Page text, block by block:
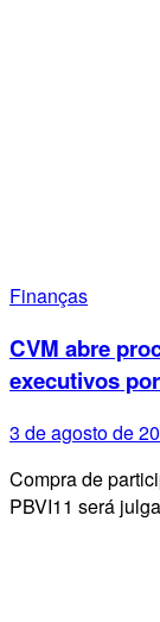
Finanças
CVM abre
executivos
3 de agosto de
Compra de
PBVI11 será